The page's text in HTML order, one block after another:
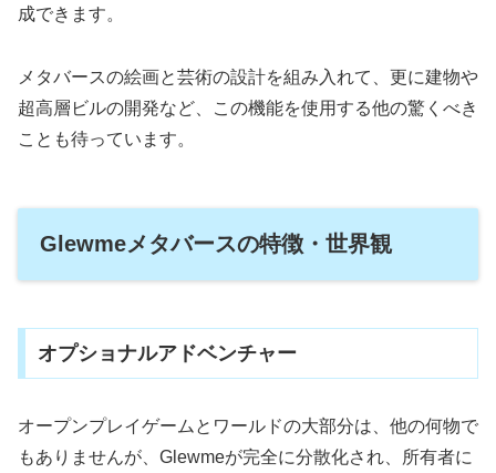
成できます。
メタバースの絵画と芸術の設計を組み入れて、更に建物や
超高層ビルの開発など、この機能を使用する他の驚くべき
ことも待っています。
Glewmeメタバースの特徴・世界観
オプショナルアドベンチャー
オープンプレイゲームとワールドの大部分は、他の何物で
もありませんが、Glewmeが完全に分散化され、所有者に